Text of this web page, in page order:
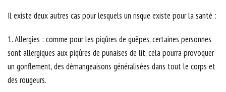
Il existe deux autres cas pour lesquels un risque existe pour la santé :
1. Allergies : comme pour les piqûres de guêpes, certaines personnes
sont allergiques aux piqûres de punaises de lit, cela pourra provoquer
un gonflement, des démangeaisons généralisées dans tout le corps et
des rougeurs.